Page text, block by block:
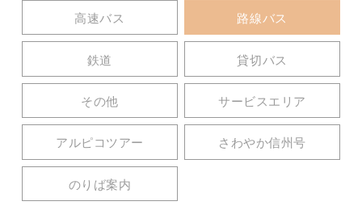
高速バス 路線バス
鉄道 貸切バス
その他 サービスエリア
アルピコツアー さわやか信州号
のりば案内